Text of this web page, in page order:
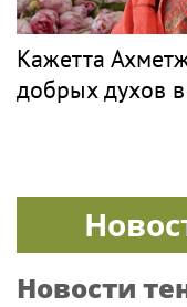
Кажетта
добрых духов
Новости